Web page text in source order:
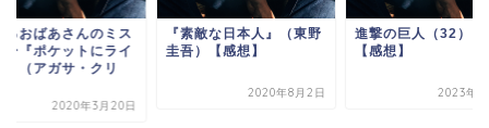
るおばあさんのミス
ー『ポケットにライ
』（アガサ・クリ
2020年3月20日
『素敵な日本人』（東野
圭吾）【感想】
2020年8月2日
進撃の巨人（32）を
【感想】
2023年1